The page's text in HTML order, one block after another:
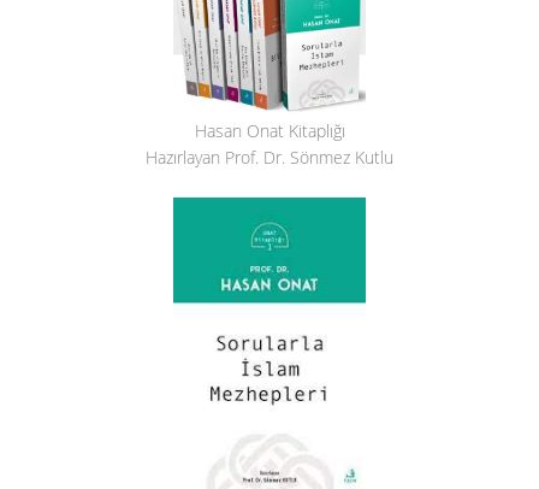
Hasan Onat Kitaplığı
Hazırlayan Prof. Dr. Sönmez Kutlu